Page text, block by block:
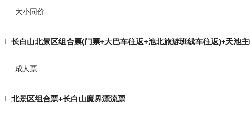
大小同价
长白山北景区组合票(门票+大巴车往返+池北旅游班线车往返)+天池
成人票
北景区组合票+长白山魔界漂流票